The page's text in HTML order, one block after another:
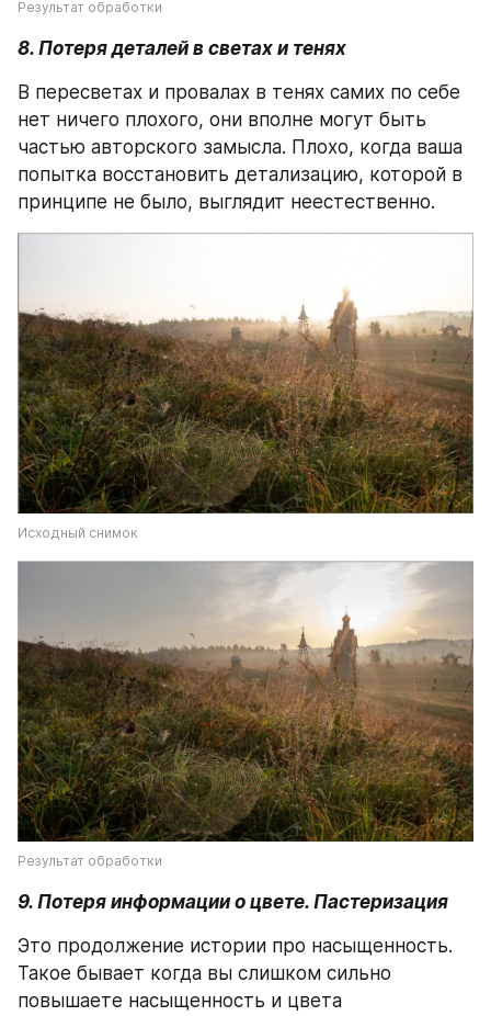
Результат обработки
8. Потеря деталей в светах и тенях
В пересветах и провалах в тенях самих по себе
нет ничего плохого, они вполне могут быть
частью авторского замысла. Плохо, когда ваша
попытка восстановить детализацию, которой в
принципе не было, выглядит неестественно.
Исходный снимок
Результат обработки
9. Потеря информации о цвете. Пастеризация
Это продолжение истории про насыщенность.
Такое бывает когда вы слишком сильно
повышаете насыщенность и цвета